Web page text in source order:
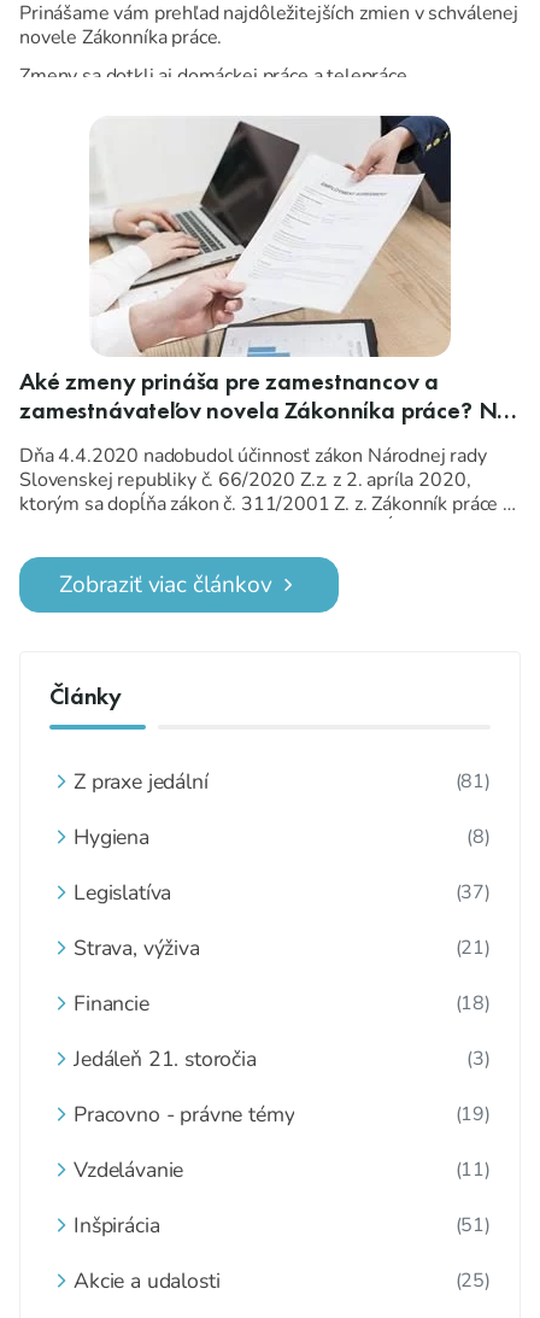
Prinášame vám prehľad najdôležitejších zmien v schválenej
novele Zákonníka práce.
Zmeny sa dotkli aj domáckej práce a telepráce.
Aké zmeny prináša pre zamestnancov a
zamestnávateľov novela Zákonníka práce? Na
Dňa 4.4.2020 nadobudol účinnosť zákon Národnej rady
Slovenskej republiky č. 66/2020 Z.z. z 2. apríla 2020,
ktorým sa dopĺňa zákon č. 311/2001 Z. z. Zákonník práce v
znení neskorších predpisov a ktorým sa dopĺňajú niektoré
zákony.
Zobraziť viac článkov
Články
Z praxe jedální (81)
Hygiena (8)
Legislatíva (37)
Strava, výživa (21)
Financie (18)
Jedáleň 21. storočia (3)
Pracovno - právne témy (19)
Vzdelávanie (11)
Inšpirácia (51)
Akcie a udalosti (25)